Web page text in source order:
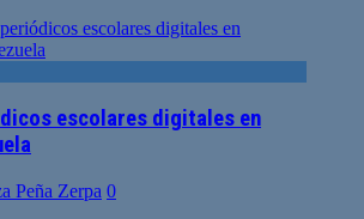
escolares digitales en
Peña Zerpa 0